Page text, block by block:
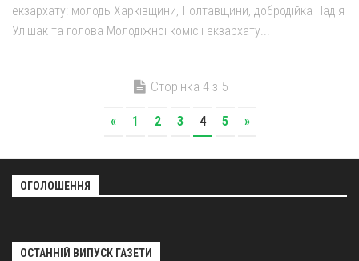
екзархату: молодь Харківщини, Полтавщини, добродійка Надія
Улішак та голова Молодіжної комісії екзархату...
Сторінка 4 з 5
« 1 2 3 4 5 »
ОГОЛОШЕННЯ
ОСТАННІЙ ВИПУСК ГАЗЕТИ